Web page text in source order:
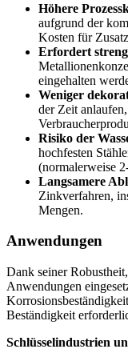
Höhere
aufgrund der
Kosten für
Erfordert
eingehalten
Weniger
der Zeit
Risiko der
hochfesten
(normalerweise
Langsamere
Zinkverfahren,
Mengen.
Anwendungen
Dank seiner Robustheit,
Anwendungen
Beständigkeit
Schlüsselindustrien